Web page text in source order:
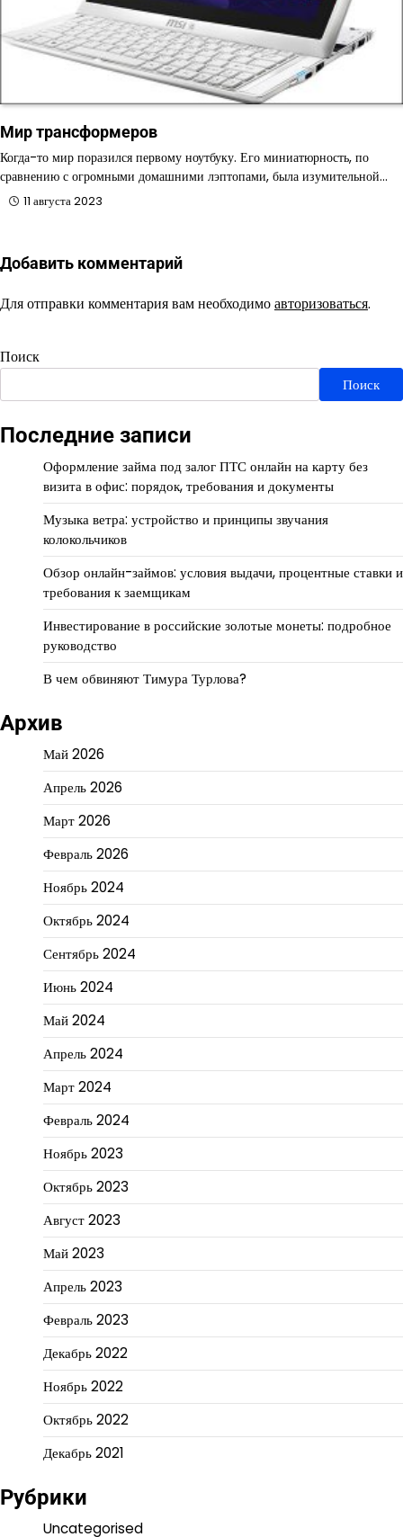
Мир трансформеров
Когда-то мир поразился первому ноутбуку. Его миниатюрность, по
сравнению с огромными домашними лэптопами, была изумительной…
11 августа 2023
Добавить комментарий
Для отправки комментария вам необходимоавторизоваться.
Поиск
Поиск
Последние записи
Оформление займа под залог ПТС онлайн на карту без
визита в офис: порядок, требования и документы
Музыка ветра: устройство и принципы звучания
колокольчиков
Обзор онлайн-займов: условия выдачи, процентные ставки и
требования к заемщикам
Инвестирование в российские золотые монеты: подробное
руководство
В чем обвиняют Тимура Турлова?
Архив
Май 2026
Апрель 2026
Март 2026
Февраль 2026
Ноябрь 2024
Октябрь 2024
Сентябрь 2024
Июнь 2024
Май 2024
Апрель 2024
Март 2024
Февраль 2024
Ноябрь 2023
Октябрь 2023
Август 2023
Май 2023
Апрель 2023
Февраль 2023
Декабрь 2022
Ноябрь 2022
Октябрь 2022
Декабрь 2021
Рубрики
Uncategorised